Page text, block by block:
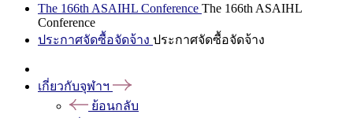
The 166th ASAIHL Conference The 166th ASAIHL
Conference
ประกาศจัดซื้อจัดจ้าง ประกาศจัดซื้อจัดจ้าง
เกี่ยวกับจุฬาฯ
ย้อนกลับ